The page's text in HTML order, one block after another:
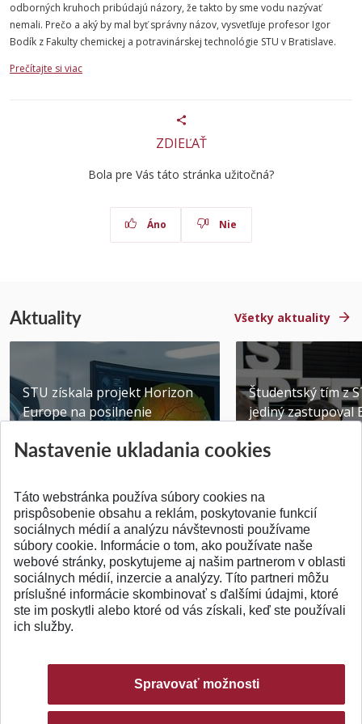
odborných kruhoch pribúdajú názory, že takto by sme vodu nazývať
nemali. Prečo a aký by mal byť správny názov, vysvetľuje profesor Igor
Bodík z Fakulty chemickej a potravinárskej technológie STU v Bratislave.
Prečítajte si viac
ZDIEĽAŤ
Bola pre Vás táto stránka užitočná?
Áno Nie
Aktuality Všetky aktuality
STU získala projekt Horizon
Europe na posilnenie
Publikované 31.07.2026
Študentský tím z
jediný zastupoval
Publikované
SPÄŤ NA VRCH
Nastavenie ukladania cookies
Táto webstránka používa súbory cookies na
prispôsobenie obsahu a reklám, poskytovanie funkcií
sociálnych médií a analýzu návštevnosti používame
súbory cookie. Informácie o tom, ako používate naše
webové stránky, poskytujeme aj našim partnerom v oblasti
sociálnych médií, inzercie a analýzy. Títo partneri môžu
príslušné informácie skombinovať s ďalšími údajmi, ktoré
ste im poskytli alebo ktoré od vás získali, keď ste používali
ich služby.
Spravovať možnosti